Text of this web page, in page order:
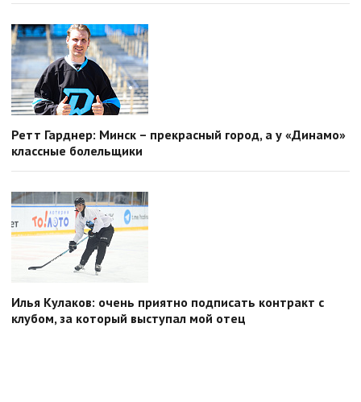
Ретт Гарднер: Минск – прекрасный город, а у «Динамо»
классные болельщики
Илья Кулаков: очень приятно подписать контракт с
клубом, за который выступал мой отец